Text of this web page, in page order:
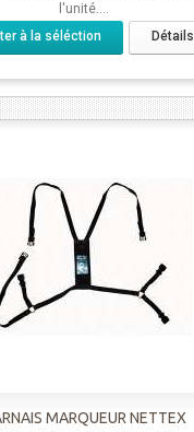
l'unité....
à la séléction
Détails
MARQUEUR NETTEX